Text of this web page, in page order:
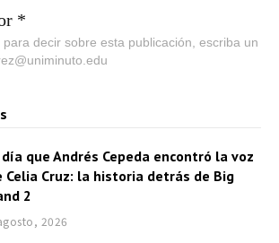
*
decir sobre esta publicación, escriba un
día que Andrés Cepeda encontró la voz
Celia Cruz: la historia detrás de Big
2
2026